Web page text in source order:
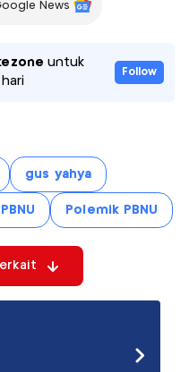
News
untuk
Follow
gus yahya
PBNU Polemik PBNU